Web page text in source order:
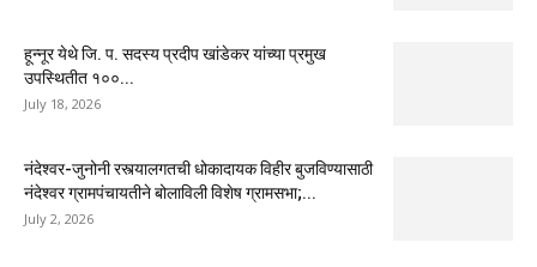
हून्नूर येथे जि. प. सदस्य प्रदीप खांडेकर यांच्या प्रमुख
उपस्थितीत १००...
July 18, 2026
नंदेश्वर-जुनोनी रस्त्यालगतची धोकादायक विहीर बुजविण्यासाठी
नंदेश्वर ग्रामपंचायतीने बोलाविली विशेष ग्रामसभा;...
July 2, 2026